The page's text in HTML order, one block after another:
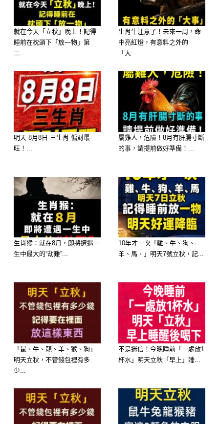
⚡ 桃花迷局：定力最弱、容易出軌星座
女 TOP 3
奇，發生「元神分身、追求多重刺激」
的大事
出軌感應：雙子座女性的元神天生需要
新鮮資訊與思想的碰撞。在 2026 火
年，她的耐心與定力會降至冰點。
雙子女會發生「一邊享受著現任的安
穩，一邊在社交圈與新相識曖昧調情」
的神蹟。「妳一整潔，財路就通」。對
她而言，出軌有時不一定是為了愛，而
是發生了「為了追求新鮮感與好玩、瞞
難以察覺！
🥈 第二名：屬【天秤女】—— 陪伴重
度，發生「失去平衡、不自覺越界」的
大事
出軌感應：天秤座女性天生害怕孤單，
極度依賴高品質的陪伴與讚美。在新月
能量重組之際，她的情感磁場極易傾
斜。
就在今天「立秋」晚上！記得
睡前在枕頭下「放一物」第
二...
生肖牛注意了！未來一周，命
中亮紅燈，有意料之外的
「大...
明天 8月8日 三生肖 偏財最
旺！...
屬雞人，危險！8月有肝腸寸斷
的事，請提前做好準備！...
生肖猴：就在8月，即將遭遇一
生中最大的“劫難”...
10年才一次「雞、牛、狗、
羊、馬、」明天7號立秋，記...
「鼠、牛、龍、羊、猴、狗」
明天立秋，不管錢包裡有多
少...
不是迷信！今晚睡前「一處放1
杯水」明天立秋「早上」睡...